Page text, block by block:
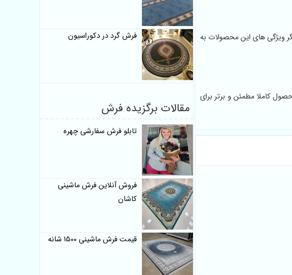
دیگر ویژگی های این محصولات به
کاملا مطمئن و برتر برای
فرش گرد در دکوراسیون
مقالات برگزیده فرش
تابلو فرش سفارشی چهره
فروش آنلاین فرش ماشینی
کاشان
قیمت فرش ماشینی 1500 شانه